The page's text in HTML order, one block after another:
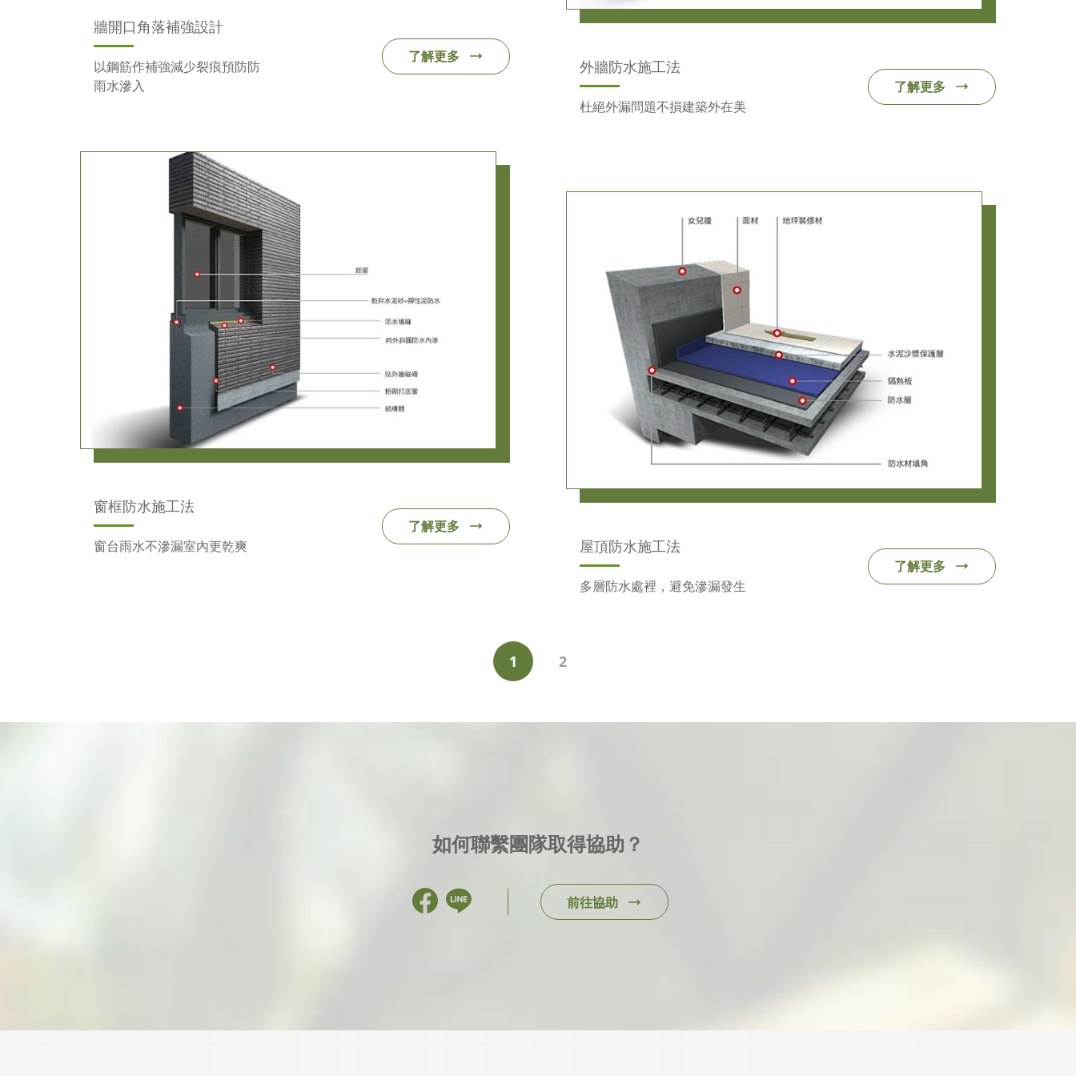
牆開口角落補強設計
以鋼筋作補強減少裂痕預防防
雨水滲入
了解更多
外牆防水施工法
杜絕外漏問題不損建築外在美
了解更多
窗框防水施工法
窗台雨水不滲漏室內更乾爽
了解更多
屋頂防水施工法
多層防水處裡，避免滲漏發生
了解更多
1 2
如何聯繫團隊取得協助？
前往協助